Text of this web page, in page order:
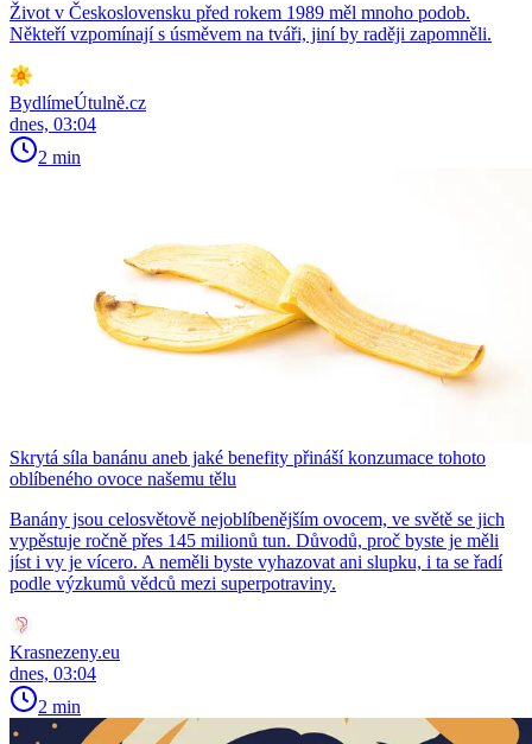
Život v Československu před rokem 1989 měl mnoho podob.
Někteří vzpomínají s úsměvem na tváři, jiní by raději zapomněli.
BydlímeÚtulně.cz
dnes, 03:04
2 min
Skrytá síla banánu aneb jaké benefity přináší konzumace tohoto
oblíbeného ovoce našemu tělu
Banány jsou celosvětově nejoblíbenějším ovocem, ve světě se jich
vypěstuje ročně přes 145 milionů tun. Důvodů, proč byste je měli
jíst i vy je vícero. A neměli byste vyhazovat ani slupku, i ta se řadí
podle výzkumů vědců mezi superpotraviny.
Krasnezeny.eu
dnes, 03:04
2 min